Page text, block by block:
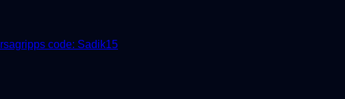
code: Sadik15